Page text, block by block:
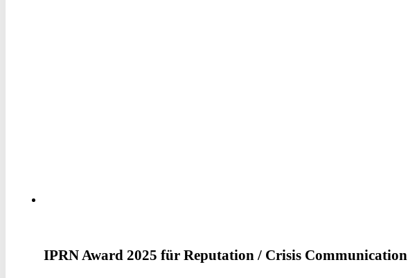
IPRN Award 2025 für Reputation / Crisis Communication